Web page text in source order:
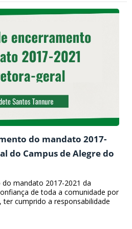
do mandato 2017-
do Campus de Alegre do
mandato 2017-2021 da
de toda a comunidade por
cumprido a responsabilidade